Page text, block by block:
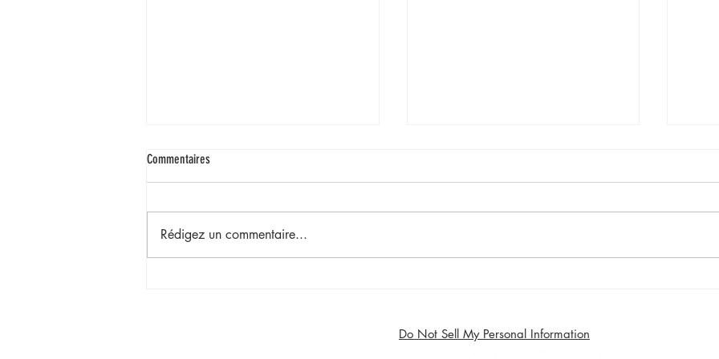
Commentaires
Rédigez un commentaire...
Do Not Sell My Personal Information